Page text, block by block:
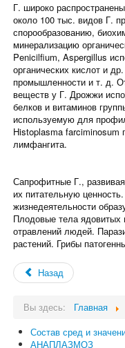
Г. широко
около 100 тыс. видов Г.
спорообразованию,
минерализацию
Penicilfium, Aspergillus
органических кислот и
промышленности и т. д.
веществ у Г. Дрожжи
белков и витаминов
используемую для
Histoplasma farciminosum
лимфангита.
Сапрофитные Г.,
их питательную
жизнедеятельности
Плодовые тела ядовитых
отравлений людей.
растений. Грибы
Назад
Вы здесь: Главная
Состав сред и
АНАПЛАЗМОЗ